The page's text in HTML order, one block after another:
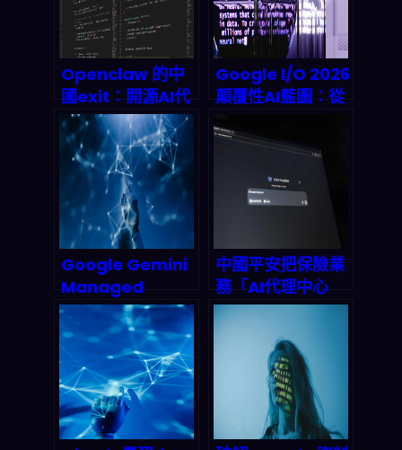
Openclaw 的中
國exit：開源AI代
理如何觸礁數據隱
私新規？
Google I/O 2026
顛覆性AI藍圖：從
Unlimited到端對
端自動化，下一代
雲端Agentic革命
全解析
Google Gemini
Managed
Agents 深度拆
解：一次 API 呼叫
就能部署全自動 AI
代理，2026 代理
式經濟正式引爆
中國平安把保險業
務「AI代理中心
化」後，2026年
你該怎麼讀懂這盤